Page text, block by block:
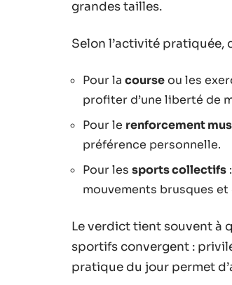
grandes tailles.
Selon l’activité pratiquée,
Pour la courseou les
profiter d’une liberté de
Pour le renforcement
préférence personnelle.
Pour les sports collectifs
mouvements brusques
Le verdict tient souvent à
sportifs convergent :
pratique du jour permet